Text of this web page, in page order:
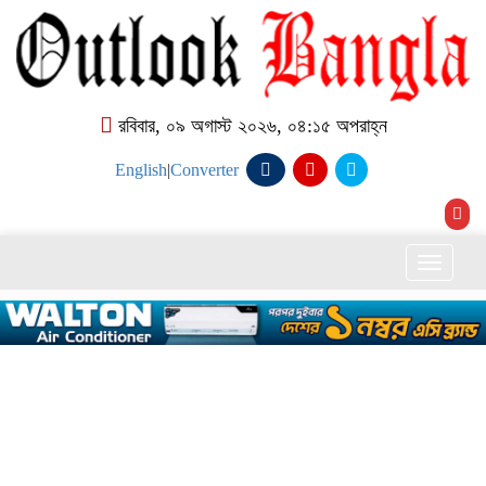
রবিবার, ০৯ অগাস্ট ২০২৬, ০৪:১৫ অপরাহ্ন
English|Converter